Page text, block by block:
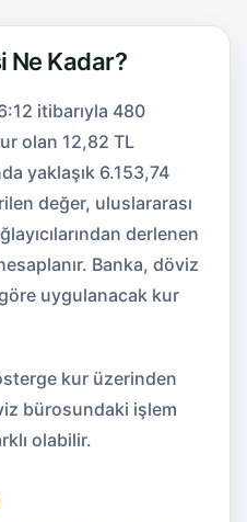
Ne Kadar?
itibarıyla 480
olan 12,82 TL
yaklaşık 6.153,74
değer, uluslararası
derlenen
Banka, döviz
uygulanacak kur
kur üzerinden
bürosundaki işlem
olabilir.